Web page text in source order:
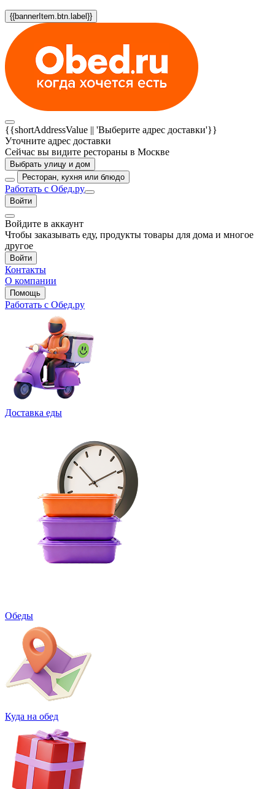
{{bannerItem.btn.label}}
{{shortAddressValue || 'Выберите адрес доставки'}}
Уточните адрес доставки
Сейчас вы видите рестораны в Москве
Выбрать улицу и дом
Ресторан, кухня или блюдо
Работать с Обед.ру
Войти
Войдите в аккаунт
Чтобы заказывать еду, продукты товары для дома и многое
другое
Войти
Контакты
О компании
Помощь
Работать с Обед.ру
Доставка еды
Обеды
Куда на обед